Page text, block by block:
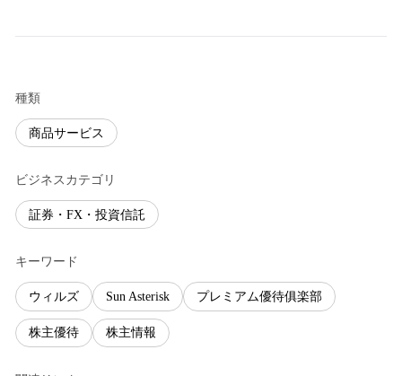
種類
商品サービス
ビジネスカテゴリ
証券・FX・投資信託
キーワード
ウィルズ Sun Asterisk プレミアム優待俱楽部
株主優待 株主情報